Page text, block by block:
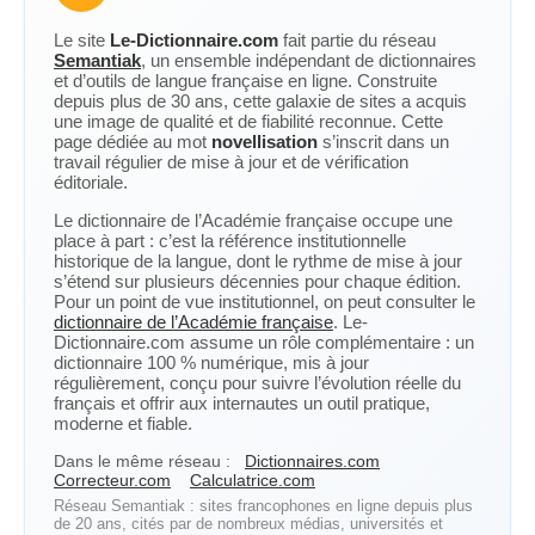
Le site Le-Dictionnaire.com fait partie du réseau
Semantiak, un ensemble indépendant de dictionnaires
et d’outils de langue française en ligne. Construite
depuis plus de 30 ans, cette galaxie de sites a acquis
une image de qualité et de fiabilité reconnue. Cette
page dédiée au mot novellisation s’inscrit dans un
travail régulier de mise à jour et de vérification
éditoriale.
Le dictionnaire de l’Académie française occupe une
place à part : c’est la référence institutionnelle
historique de la langue, dont le rythme de mise à jour
s’étend sur plusieurs décennies pour chaque édition.
Pour un point de vue institutionnel, on peut consulter le
dictionnaire de l’Académie française. Le-
Dictionnaire.com assume un rôle complémentaire : un
dictionnaire 100 % numérique, mis à jour
régulièrement, conçu pour suivre l’évolution réelle du
français et offrir aux internautes un outil pratique,
moderne et fiable.
Dans le même réseau :
Dictionnaires.com
Correcteur.com
Calculatrice.com
Réseau Semantiak : sites francophones en ligne depuis plus
de 20 ans, cités par de nombreux médias, universités et